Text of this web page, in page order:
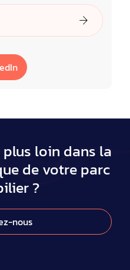
loin dans la
de votre parc
?
nous